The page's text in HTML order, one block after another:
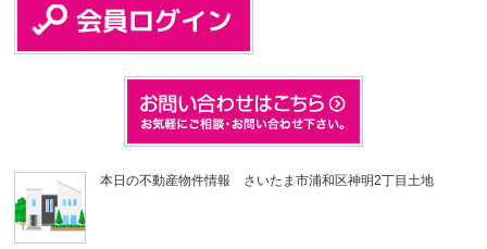
本日の不動産物件情報 さいたま市浦和区神明2丁目土地